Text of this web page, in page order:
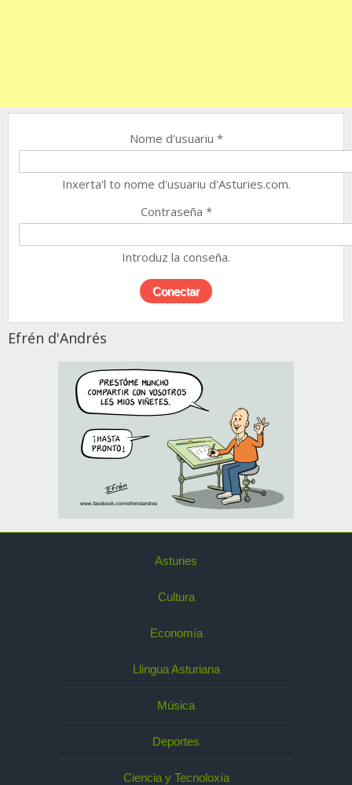
Nome d'usuariu *
Inxerta'l to nome d'usuariu d'Asturies.com.
Contraseña *
Introduz la conseña.
Efrén d'Andrés
Asturies
Cultura
Economía
Llingua Asturiana
Música
Deportes
Ciencia y Tecnoloxía